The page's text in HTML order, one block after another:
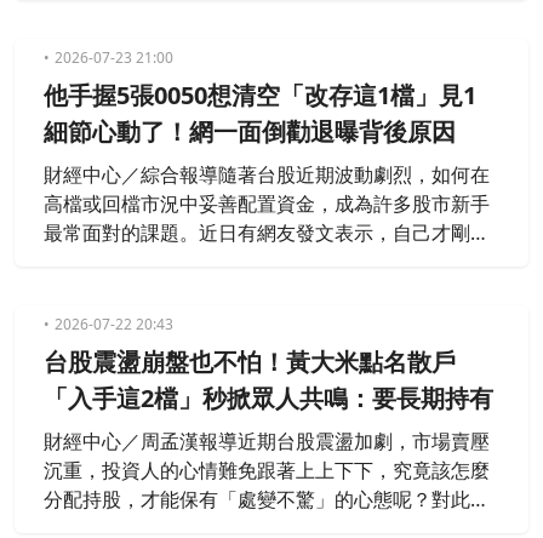
媒體人呂文婉透露，自己日前挪用了放在定存的錢去
買0050，沒想到帳面數字卻相當慘烈，感嘆「早知道
不要買」。
2026-07-23 21:00
他手握5張0050想清空「改存這1檔」見1
細節心動了！網一面倒勸退曝背後原因
財經中心／綜合報導隨著台股近期波動劇烈，如何在
高檔或回檔市況中妥善配置資金，成為許多股市新手
最常面對的課題。近日有網友發文表示，自己才剛開
每單位股利似乎比較高，因而萌生「把 0050 全數清
空改買 006208」的念頭，貼文一出，隨即引發熱烈
討論。
2026-07-22 20:43
台股震盪崩盤也不怕！黃大米點名散戶
「入手這2檔」秒掀眾人共鳴：要長期持有
財經中心／周孟漢報導近期台股震盪加劇，市場賣壓
沉重，投資人的心情難免跟著上上下下，究竟該怎麼
分配持股，才能保有「處變不驚」的心態呢？對此，